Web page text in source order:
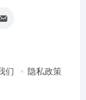
们
隐私政策